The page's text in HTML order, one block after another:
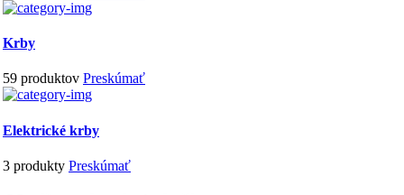
Krby
59 produktov Preskúmať
Elektrické krby
3 produkty Preskúmať